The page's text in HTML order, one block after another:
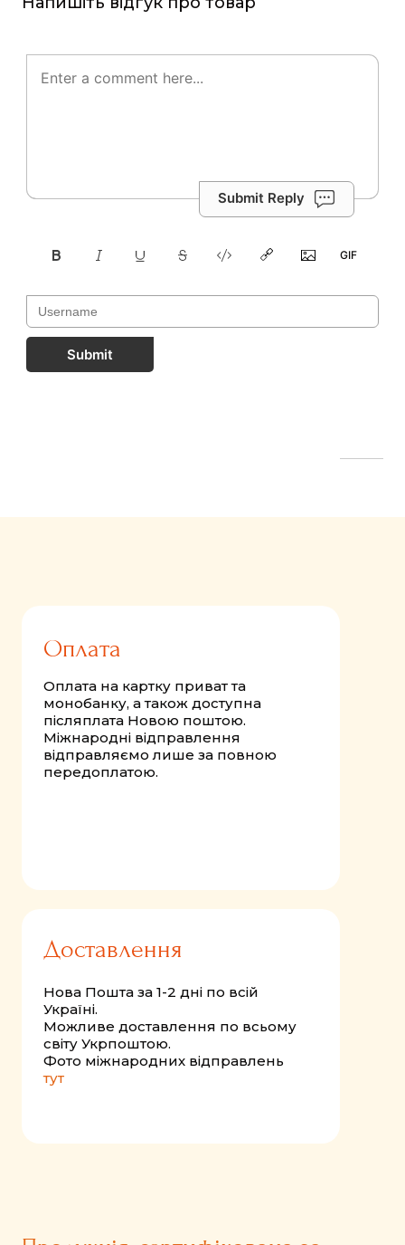
Submit Reply
Submit
Оплата
Оплата на картку приват та
монобанку, а також доступна
післяплата Новою поштою.
Міжнародні відправлення
відправляємо лише за повною
передоплатою.
Нова Пошта за 1-2 дні по всій
Україні.
Можливе доставлення по всьому
світу Укрпоштою.
Фото міжнародних відправлень
тут
Доставлення